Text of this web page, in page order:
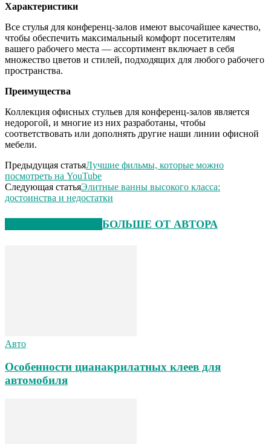
Характеристики
Все стулья для конференц-залов имеют высочайшее качество,
чтобы обеспечить максимальный комфорт посетителям
вашего рабочего места — ассортимент включает в себя
множество цветов и стилей, подходящих для любого рабочего
пространства.
Преимущества
Коллекция офисных стульев для конференц-залов является
недорогой, и многие из них разработаны, чтобы
соответствовать или дополнять другие наши линии офисной
мебели.
Предыдущая статьяЛучшие фильмы, которые можно
посмотреть на YouTube
Следующая статьяЭлитные ванны высокого класса:
достоинства и недостатки
БОЛЬШЕ ОТ АВТОРА
Авто
Особенности цианакрилатных клеев для
автомобиля